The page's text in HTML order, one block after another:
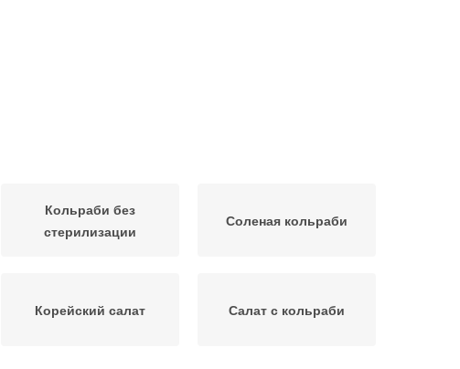
Кольраби без
стерилизации
Соленая кольраби
Корейский салат Салат с кольраби